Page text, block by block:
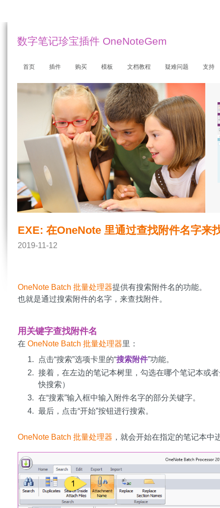
数字笔记珍宝插件 OneNoteGem
首页 插件 购买 模板 文档教程 疑难问题 支持
EXE: 在OneNote 里通过查找附件名字来
2019-11-12
OneNote Batch 批量处理器提供有搜索附件名的功能。
也就是通过搜索附件的名字，来查找附件。
用关键字查找附件名
在 OneNote Batch 批量处理器里：
点击“搜索”选项卡里的“搜索附件”功能。
接着，在左边的笔记本树里，勾选在哪个笔记本或
快搜索）
在“搜素”输入框中输入附件名字的部分关键字。
最后，点击“开始”按钮进行搜索。
OneNote Batch 批量处理器 ，就会开始在指定的笔记本